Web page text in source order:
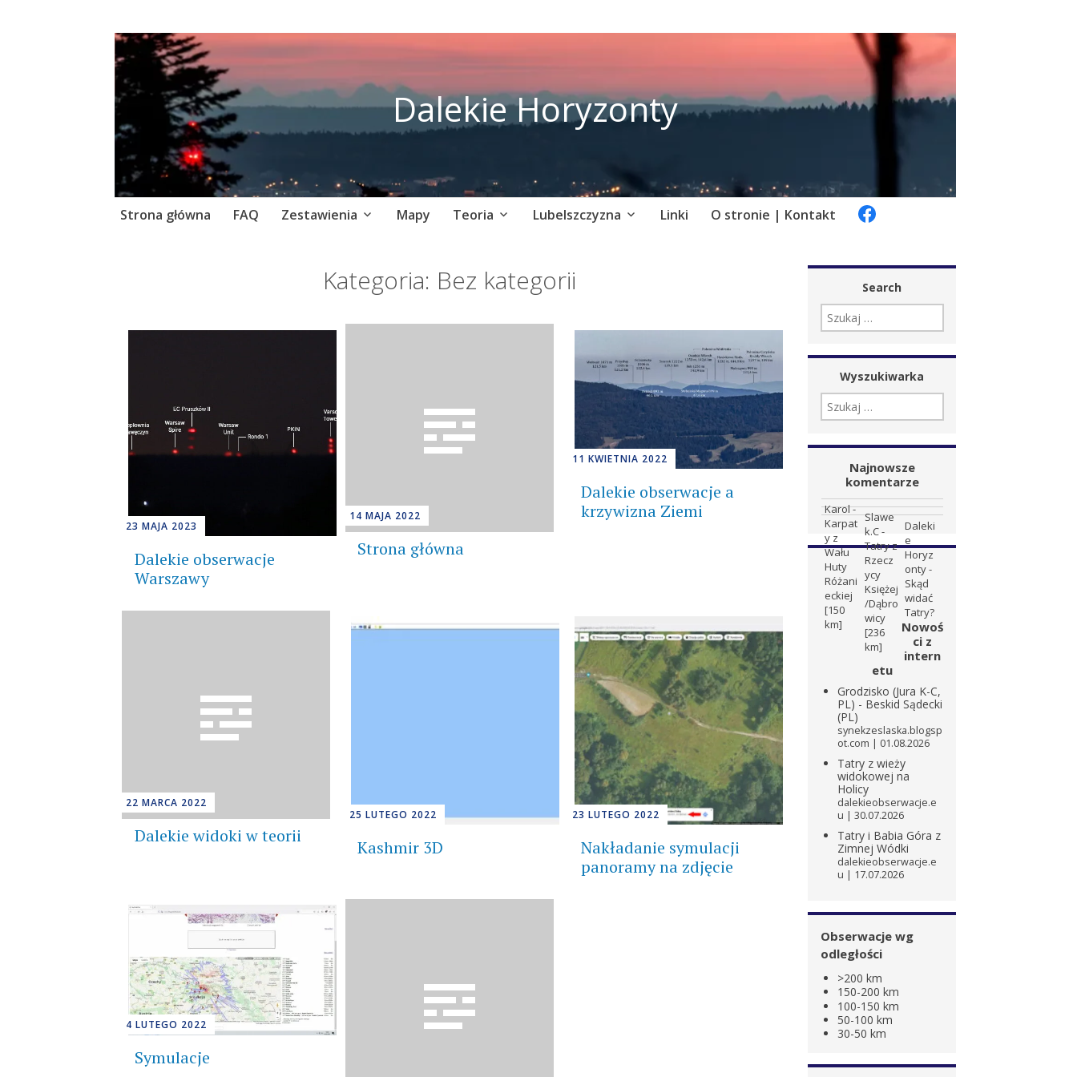
Dalekie Horyzonty
Skip
Strona główna FAQ Zestawienia Mapy Teoria Lubelszczyzna Linki O stronie | Kontakt
Kategoria: Bez kategorii
23 MAJA 2023
Dalekie obserwacje
Warszawy
14 MAJA 2022
Strona główna
11 KWIETNIA 2022
Dalekie obserwacje a
krzywizna Ziemi
22 MARCA 2022
Dalekie widoki w teorii
25 LUTEGO 2022
Kashmir 3D
23 LUTEGO 2022
Nakładanie symulacji
panoramy na zdjęcie
4 LUTEGO 2022
Symulacje
Search
SZUKAJ:
Wyszukiwarka
SZUKAJ:
Najnowsze
komentarze
Karol-
Karpat
y z
Wału
Huty
Różani
eckiej
[150
km]
Slawe
k.C-
Tatry z
Rzecz
ycy
Księżej
/Dąbro
wicy
[236
km]
Daleki
e
Horyz
onty-
Skąd
widać
Tatry?
Nowoś
ci z
intern
etu
Grodzisko (Jura K-C,
PL) - Beskid Sądecki
(PL)
synekzeslaska.blogsp
ot.com
01.08.2026
Tatry z wieży
widokowej na
Holicy
dalekieobserwacje.e
u
30.07.2026
Tatry i Babia Góra z
Zimnej Wódki
dalekieobserwacje.e
u
17.07.2026
Obserwacje wg
odległości
>200 km
150-200 km
100-150 km
50-100 km
30-50 km